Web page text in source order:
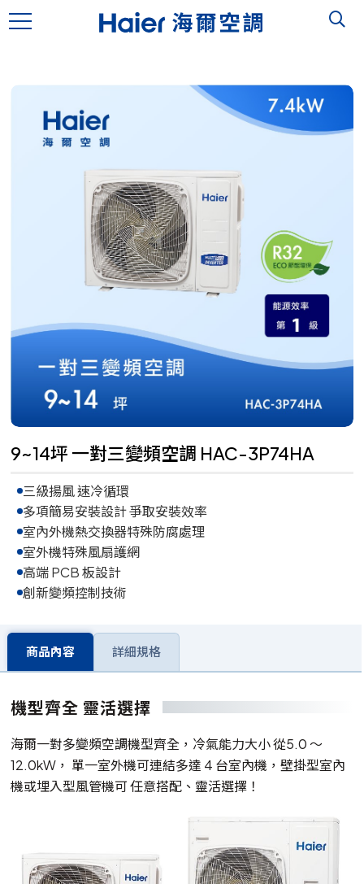
9~14坪 一對三變頻空調 HAC-3P74HA
三級揚風 速冷循環
多項簡易安裝設計 爭取安裝效率
室內外機熱交換器特殊防腐處理
室外機特殊風扇護網
高端 PCB 板設計
創新變頻控制技術
商品內容 詳細規格
機型齊全 靈活選擇
海爾一對多變頻空調機型齊全，冷氣能力大小 從5.0 ～
12.0kW， 單一室外機可連結多達 4 台室內機，壁掛型室內
機或埋入型風管機可 任意搭配、靈活選擇！